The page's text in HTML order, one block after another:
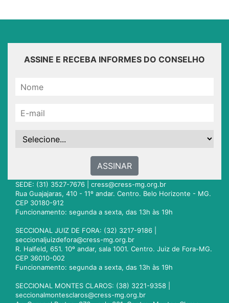
ASSINE E RECEBA INFORMES DO CONSELHO
ASSINAR
SEDE: (31) 3527-7676 | cress@cress-mg.org.br
Rua Guajajaras, 410 - 11º andar. Centro. Belo Horizonte - MG.
CEP 30180-912
Funcionamento: segunda a sexta, das 13h às 19h
SECCIONAL JUIZ DE FORA: (32) 3217-9186 |
seccionaljuizdefora@cress-mg.org.br
R. Halfeld, 651. 10º andar, sala 1001. Centro. Juiz de Fora-MG.
CEP 36010-002
Funcionamento: segunda a sexta, das 13h às 19h
SECCIONAL MONTES CLAROS: (38) 3221-9358 |
seccionalmontesclaros@cress-mg.org.br